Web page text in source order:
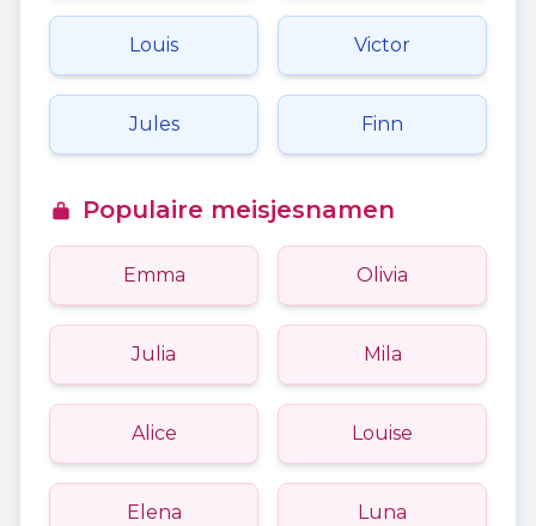
Louis Victor
Jules Finn
Populaire meisjesnamen
Emma Olivia
Julia Mila
Alice Louise
Elena Luna